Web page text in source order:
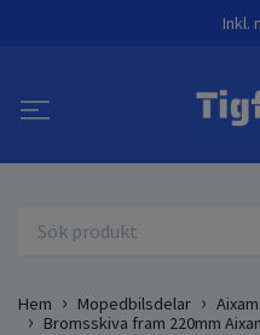
Inkl.
Hem Mopedbilsdelar
Bromsskiva fram 220mm